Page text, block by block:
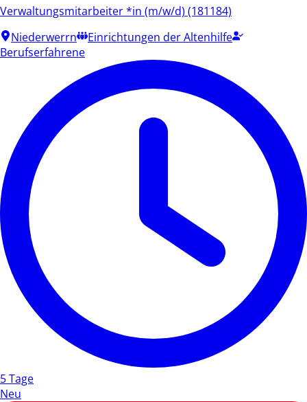
Verwaltungsmitarbeiter *in (m/w/d) (181184)
Niederwerrn
Einrichtungen der Altenhilfe
Berufserfahrene
5 Tage
Neu